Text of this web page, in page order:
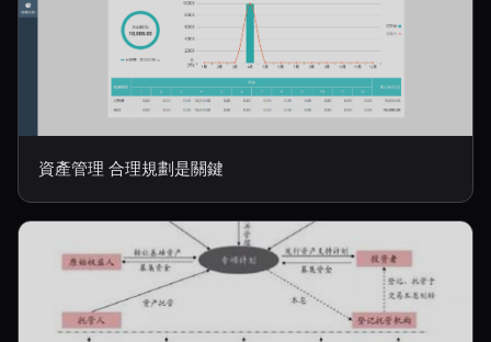
資產管理 合理規劃是關鍵